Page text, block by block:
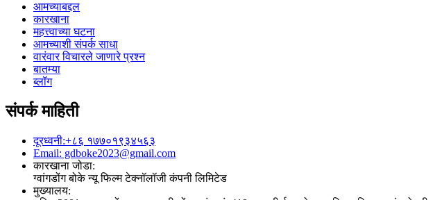
आमच्याबद्दल
कारखाना
महत्त्वाच्या घटना
आमच्याशी संपर्क साधा
वारंवार विचारले जाणारे प्रश्न
बातम्या
ब्लॉग
संपर्क माहिती
दूरध्वनी:+८६ १७७०१९३४५६३
Email: gdboke2023@gmail.com
कारखाना जोडा:
ग्वांगडोंग बोके न्यू फिल्म टेक्नॉलॉजी कंपनी लिमिटेड
मुख्यालय: